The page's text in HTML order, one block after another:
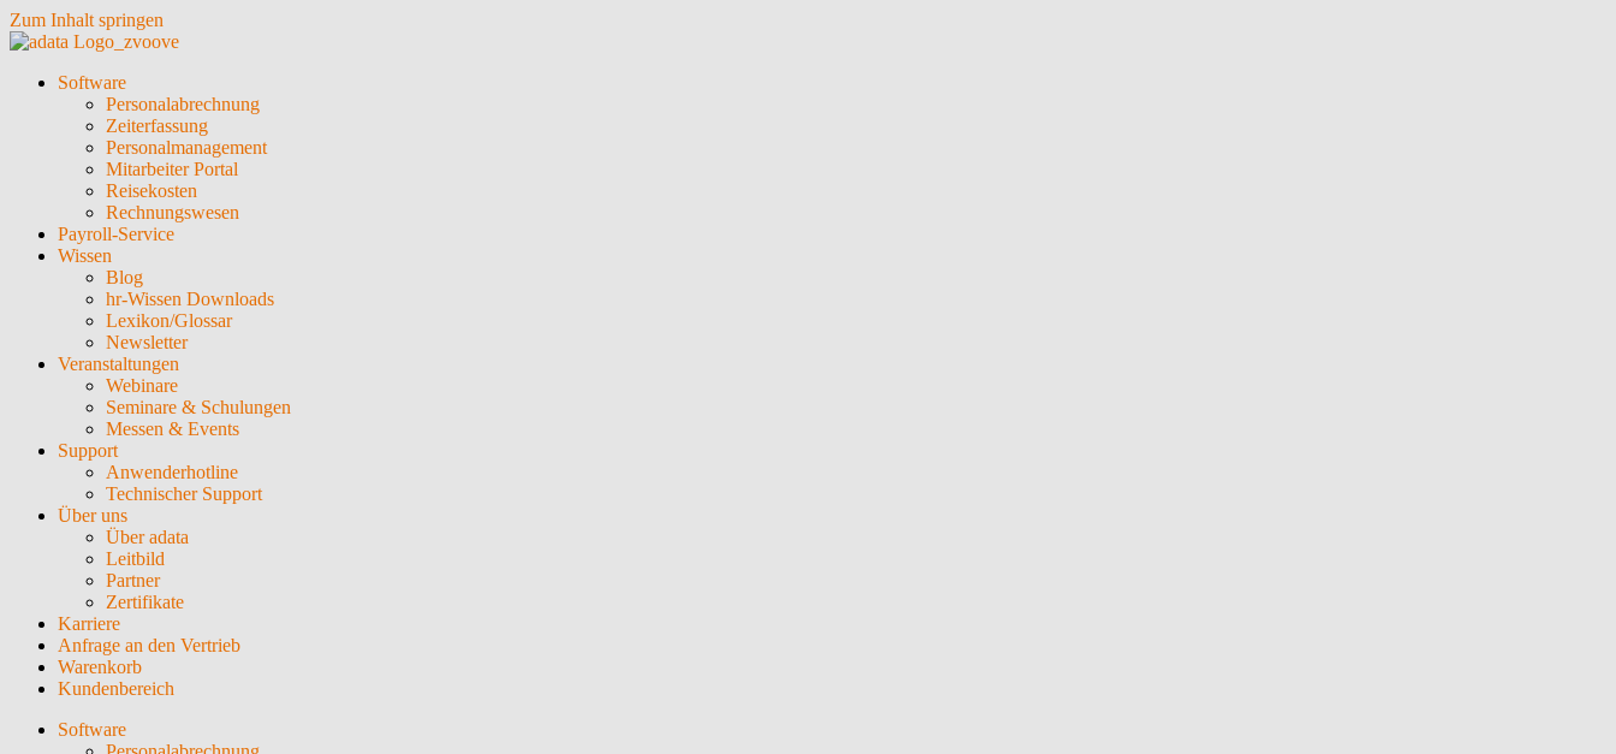
Zum Inhalt springen
Software
Personalabrechnung
Zeiterfassung
Personalmanagement
Mitarbeiter Portal
Reisekosten
Rechnungswesen
Payroll-Service
Wissen
Blog
hr-Wissen Downloads
Lexikon/Glossar
Newsletter
Veranstaltungen
Webinare
Seminare & Schulungen
Messen & Events
Support
Anwenderhotline
Technischer Support
Über uns
Über adata
Leitbild
Partner
Zertifikate
Karriere
Anfrage an den Vertrieb
Warenkorb
Kundenbereich
Software